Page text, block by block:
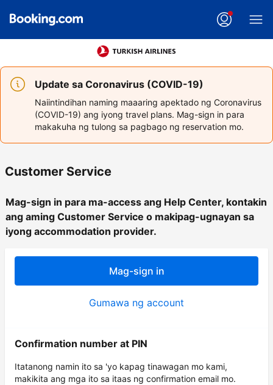
Update sa Coronavirus (COVID-19)
Naiintindihan naming maaaring apektado ng Coronavirus
(COVID-19) ang iyong travel plans. Mag-sign in para
makakuha ng tulong sa pagbago ng reservation mo.
Customer Service
Mag-sign in para ma-access ang Help Center, kontakin
ang aming Customer Service o makipag-ugnayan sa
iyong accommodation provider.
Mag-sign in
Gumawa ng account
Confirmation number at PIN
Itatanong namin ito sa 'yo kapag tinawagan mo kami,
makikita ang mga ito sa itaas ng confirmation email mo.